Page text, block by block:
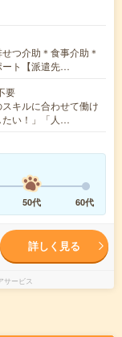
つ介助＊食事介助＊
ート【派遣先…
要
キルに合わせて働け
たい！」「人…
50代 60代
詳しく見る
サービス